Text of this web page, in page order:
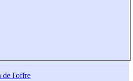
de l'offre